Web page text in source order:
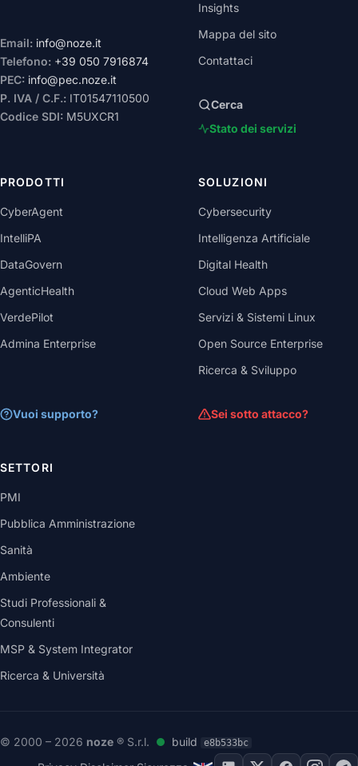
Email: info@noze.it
Telefono: +39 050 7916874
PEC: info@pec.noze.it
P. IVA / C.F.: IT01547110500
Codice SDI: M5UXCR1
Insights
Mappa del sito
Contattaci
Cerca
Stato dei servizi
PRODOTTI
CyberAgent
IntelliPA
DataGovern
AgenticHealth
VerdePilot
Admina Enterprise
Vuoi supporto?
SOLUZIONI
Cybersecurity
Intelligenza Artificiale
Digital Health
Cloud Web Apps
Servizi & Sistemi Linux
Open Source Enterprise
Ricerca & Sviluppo
Sei sotto attacco?
SETTORI
PMI
Pubblica Amministrazione
Sanità
Ambiente
Studi Professionali &
Consulenti
MSP & System Integrator
Ricerca & Università
© 2000 – 2026 noze ® S.r.l. build e8b533bc